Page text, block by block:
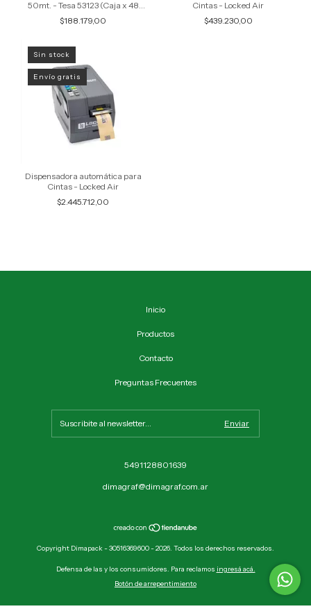
50mt. - Tesa 53123 (Caja x 48
$188.179,00
Cintas - Locked Air
$439.230,00
Sin stock
Envío gratis
Dispensadora automática para
Cintas - Locked Air
$2.445.712,00
Inicio
Productos
Contacto
Preguntas Frecuentes
5491128801639
dimagraf@dimagraf.com.ar
Copyright Dimapack - 30516369600 - 2026. Todos los derechos reservados.
Defensa de las y los consumidores. Para reclamos ingresá acá.
Botón de arrepentimiento